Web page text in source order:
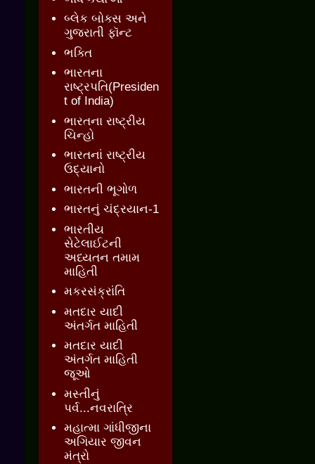
બ્લેક બોક્સ અને
ગુજરાતી ફૉન્ટ
ભક્તિ
ભારતના
રાષ્ટ્રપતિ(Presiden
t of India)
ભારતના રાષ્ટ્રીય
ચિન્હો
ભારતનાં રાષ્ટ્રીય
ઉદ્યાનો
ભારતની ભૂગોળ
ભારતનું ચંદ્રયાન-1
ભારતીય
સેટેલાઈટની
અધ્યતન તમામ
માહિતી
મકરસંક્રાંતિ
મતદાર યાદી
અંતર્ગત માહિતી
મતદાર યાદી
અંતર્ગત માહિતી
જૂઓ
મસ્તીનું
પર્વ...નવરાત્રિ
મહાત્મા ગાંધીજીના
અગિયાર જીવન
મંત્રો